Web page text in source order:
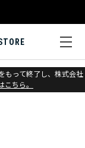
もって終了し、株式会社
こちら。